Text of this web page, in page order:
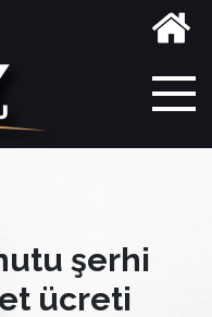
şerhi
ücreti